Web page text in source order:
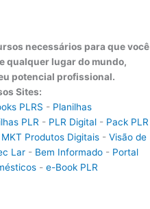
necessários para que você
qualquer lugar do mundo,
potencial profissional.
Sites:
PLRS - Planilhas
PLR - PLR Digital- Pack PLR
MKT Produtos Digitais- Visão de
Lar - Bem Informado - Portal
- e-Book PLR